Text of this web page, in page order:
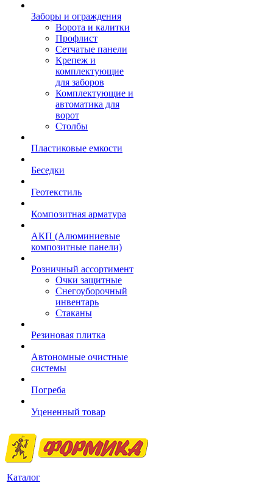
Заборы и ограждения
Ворота и калитки
Профлист
Сетчатые панели
Крепеж и
комплектующие
для заборов
Комплектующие и
автоматика для
ворот
Столбы
Пластиковые емкости
Беседки
Геотекстиль
Композитная арматура
АКП (Алюминиевые
композитные панели)
Розничный ассортимент
Очки защитные
Снегоуборочный
инвентарь
Стаканы
Резиновая плитка
Автономные очистные
системы
Погреба
Уцененный товар
Каталог